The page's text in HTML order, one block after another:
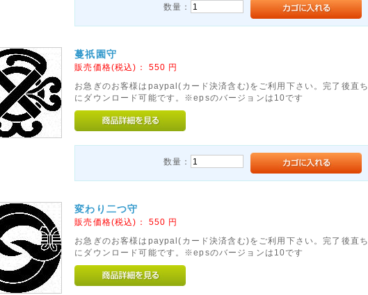
数量：
蔓祇園守
販売価格(税込)： 550 円
お急ぎのお客様はpaypal(カード決済含む)をご利用下さい。完了後直ち
にダウンロード可能です。※epsのバージョンは10です
数量：
変わり二つ守
販売価格(税込)： 550 円
お急ぎのお客様はpaypal(カード決済含む)をご利用下さい。完了後直ち
にダウンロード可能です。※epsのバージョンは10です